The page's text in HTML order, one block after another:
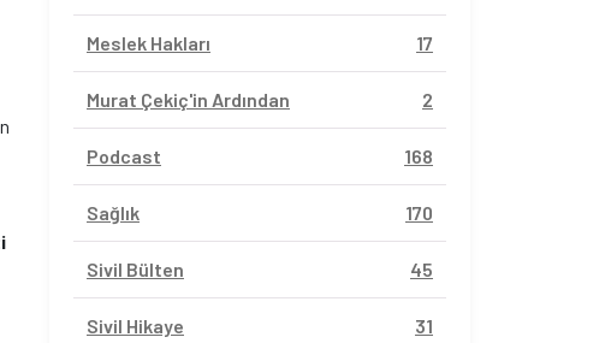
Meslek Hakları 17
Murat Çekiç'in Ardından 2
Podcast 168
Sağlık 170
Sivil Bülten 45
Sivil Hikaye 31